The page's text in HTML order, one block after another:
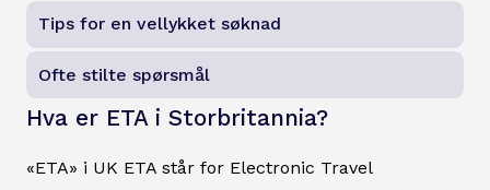
Tips for en vellykket søknad
Ofte stilte spørsmål
Hva er ETA i Storbritannia?
«ETA» i UK ETA står for Electronic Travel